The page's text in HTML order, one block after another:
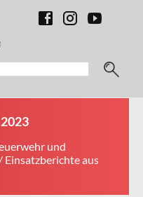
und
/ Einsatzberichte aus